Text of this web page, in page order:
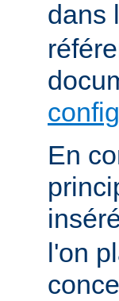
dans
En
l'on